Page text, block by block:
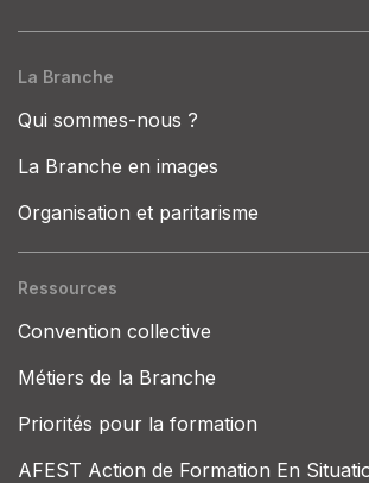
La Branche
Qui sommes-nous ?
La Branche en images
Organisation et paritarisme
Ressources
Convention collective
Métiers de la Branche
Priorités pour la formation
AFEST Action de Formation En